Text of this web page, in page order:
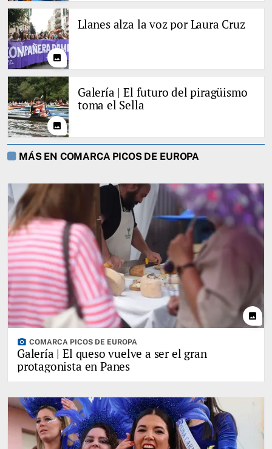
photo
Llanes alza la voz por Laura Cruz
photo
Galería | El futuro del piragüismo
toma el Sella
MÁS EN COMARCA PICOS DE EUROPA
photo
photo_camera COMARCA PICOS DE EUROPA
Galería | El queso vuelve a ser el gran
protagonista en Panes